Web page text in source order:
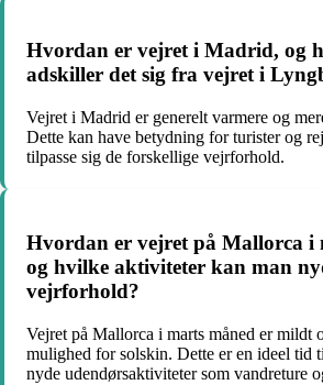
Hvordan er vejret i Madrid, og
adskiller det sig fra vejret i
Vejret i Madrid er generelt varmere og
Dette kan have betydning for turister og
tilpasse sig de forskellige vejrforhold.
Hvordan er vejret på Mallorca i
og hvilke aktiviteter kan man
vejrforhold?
Vejret på Mallorca i marts måned er mildt
mulighed for solskin. Dette er en ideel tid
nyde udendørsaktiviteter som vandreture